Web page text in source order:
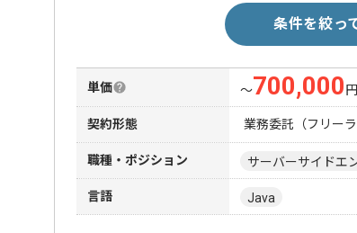
条件を絞っ
単価 〜700,000
契約形態 業務委託（フリーラ
職種・ポジション サーバーサイドエ
言語 Java